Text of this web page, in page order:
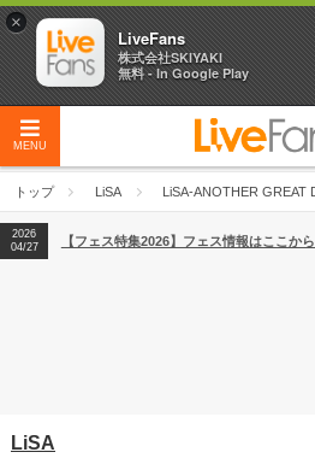
MENU
トップ LiSA LiSA-ANOTHER GREAT
2026
04/27
2026
【ライブ動員ランキング】2026年上半期
2026
04/27
【フェス特集2026】フェス情報はここから
LiSA
×
LiveFans
株式会社SKIYAKI
無料 - In Google Play